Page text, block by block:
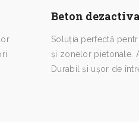
Beton
Soluția perfectă
și zonelor pietonale.
Durabil și ușor de